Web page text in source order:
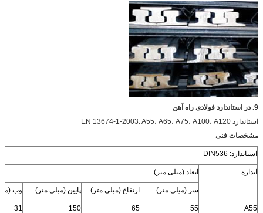
9. در استاندارد فولادی راه آهن
استاندارد EN 13674-1-2003: A55، A65، A75، A100، A120
مشخصات فنی
استاندارد: DIN536
اندازه ابعاد (میلی متر)
سر (میلی متر) ارتفاع (میلی متر) پایین (میلی متر) وب
A55
55
65
150
31